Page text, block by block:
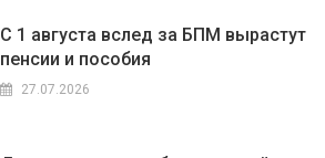
С 1 августа вслед за БПМ вырастут
пенсии и пособия
27.07.2026